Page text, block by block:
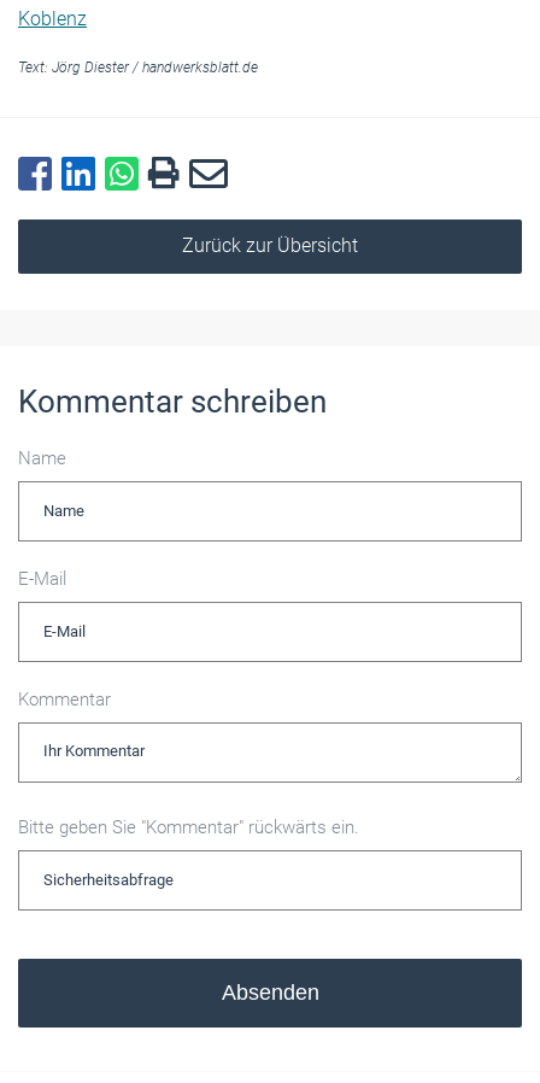
Koblenz
Text: Jörg Diester/ handwerksblatt.de
Zurück zur Übersicht
Kommentar schreiben
Name
E-Mail
Kommentar
Bitte geben Sie "Kommentar" rückwärts ein.
Absenden